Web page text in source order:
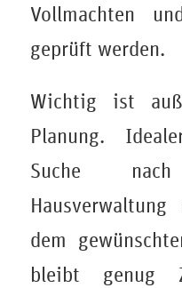
Vollmachten
geprüft werden.
Wichtig ist
Planung.
Suche
dem
bleibt genug